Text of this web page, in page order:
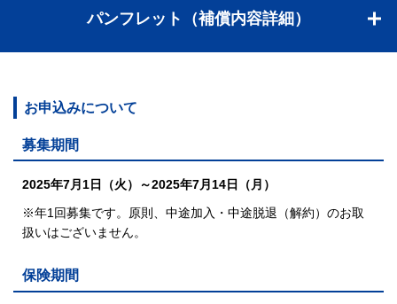
パンフレット（補償内容詳細）
お申込みについて
募集期間
2025年7月1日（火）～2025年7月14日（月）
※年1回募集です。原則、中途加入・中途脱退（解約）のお取
扱いはございません。
保険期間